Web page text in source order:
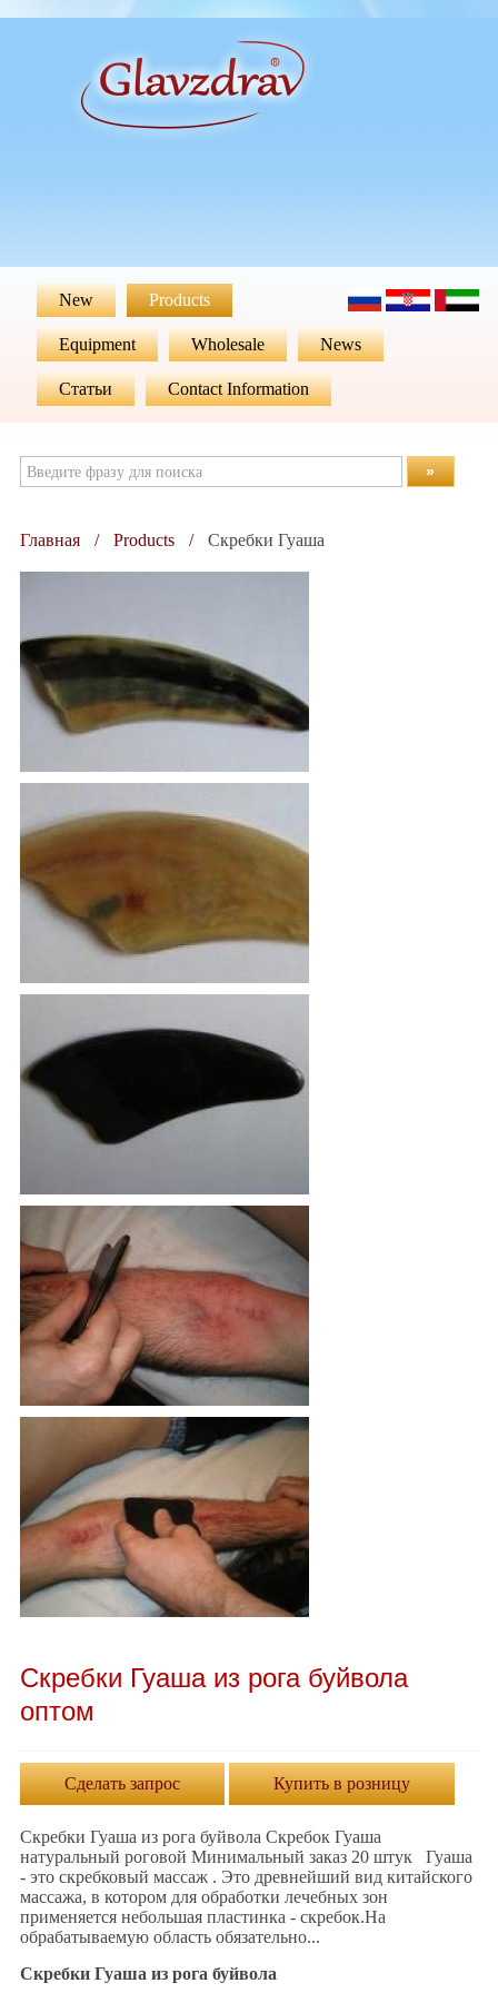
New Products
Equipment Wholesale News
Статьи Contact Information
»
Главная Products Скребки Гуаша
Скребки Гуаша из рога буйвола
оптом
Сделать запрос Купить в розницу
Скребки Гуаша из рога буйвола Скребок Гуаша
натуральный роговой Минимальный заказ 20 штук Гуаша
- это скребковый массаж . Это древнейший вид китайского
массажа, в котором для обработки лечебных зон
применяется небольшая пластинка - скребок.На
обрабатываемую область обязательно...
Скребки Гуаша из рога буйвола